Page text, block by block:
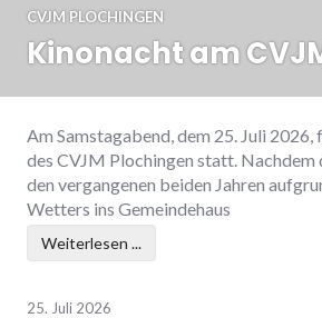
CVJM PLOCHINGEN
Kinonacht am
Am Samstagabend, dem 25. Juli
des CVJM Plochingen statt. Nachdem
den vergangenen beiden Jahren
Wetters ins Gemeindehaus
Weiterlesen ...
25. Juli 2026